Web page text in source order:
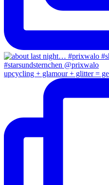
upcycling + glamour + glitter =